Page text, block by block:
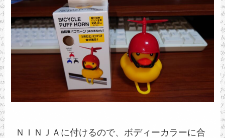
ＮＩＮＪＡに付けるので、ボディーカラーに合